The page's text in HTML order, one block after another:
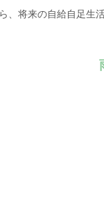
、将来の自給自足生